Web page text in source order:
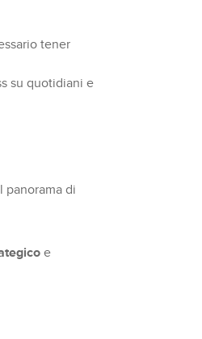
tener
su quotidiani e
panorama di
e